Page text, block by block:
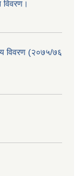
विवरण।
विवरण (२०७५/७६